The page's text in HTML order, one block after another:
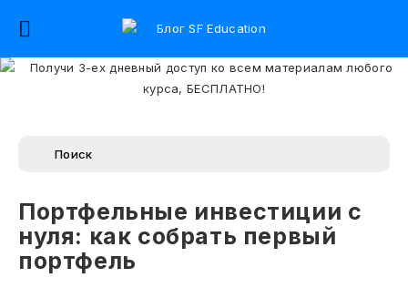
Портфельные инвестиции с
нуля: как собрать первый
портфель